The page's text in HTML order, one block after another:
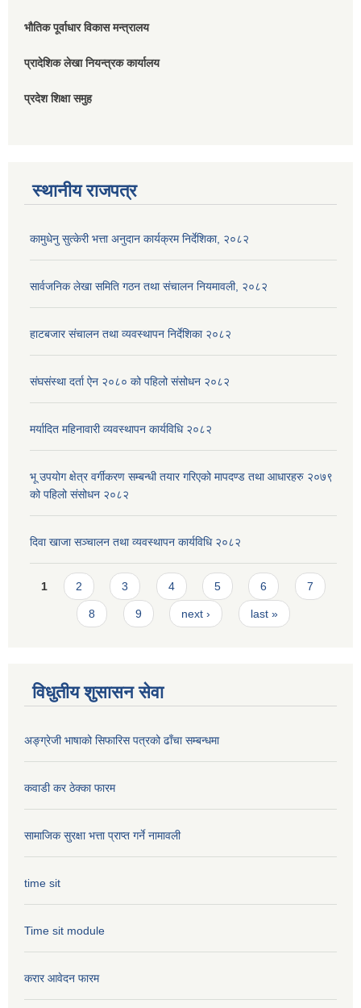
भौतिक पूर्वाधार विकास मन्त्रालय
प्रादेशिक लेखा नियन्त्रक कार्यालय
प्रदेश शिक्षा समुह
स्थानीय राजपत्र
कामुधेनु सुत्केरी भत्ता अनुदान कार्यक्रम निर्देशिका, २०८२
सार्वजनिक लेखा समिति गठन तथा संचालन नियमावली, २०८२
हाटबजार संचालन तथा व्यवस्थापन निर्देशिका २०८२
संघसंस्था दर्ता ऐन २०८० को पहिलो संसोधन २०८२
मर्यादित महिनावारी व्यवस्थापन कार्यविधि २०८२
भू उपयोग क्षेत्र वर्गीकरण सम्बन्धी तयार गरिएको मापदण्ड तथा आधारहरु २०७९
को पहिलो संसोधन २०८२
दिवा खाजा सञ्चालन तथा व्यवस्थापन कार्यविधि २०८२
Pages
1 2 3 4 5 6 7
8 9 next › last »
विधुतीय शुसासन सेवा
अङ्ग्रेजी भाषाको सिफारिस पत्रको ढाँचा सम्बन्धमा
कवाडी कर ठेक्का फारम
सामाजिक सुरक्षा भत्ता प्राप्त गर्ने नामावली
time sit
Time sit module
करार आवेदन फारम